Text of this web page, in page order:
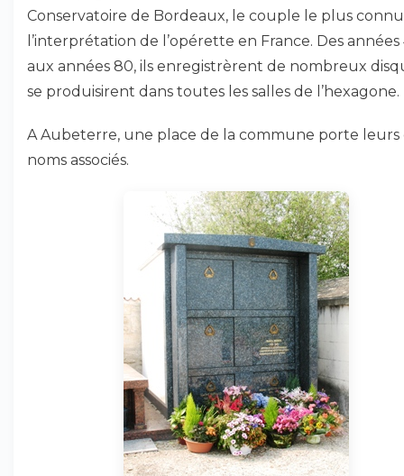
Conservatoire de Bordeaux, le couple le plus
l’interprétation de l’opérette en France. Des années
aux années 80, ils enregistrèrent de nombreux
se produisirent dans toutes les salles de l’hexagone.
A Aubeterre, une place de la commune porte leurs
noms associés.